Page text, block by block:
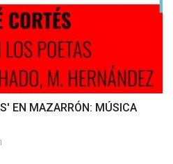
EN MAZARRÓN: MÚSICA